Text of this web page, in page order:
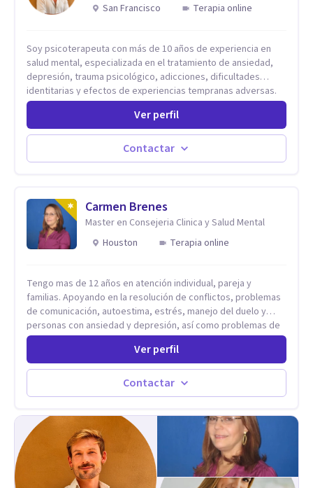
San Francisco
Terapia online
Soy psicoterapeuta con más de 10 años de experiencia en
salud mental, especializada en el tratamiento de ansiedad,
depresión, trauma psicológico, adicciones, dificultades
identitarias y efectos de experiencias tempranas adversas.
Ofrezco un espacio terapéutico seguro, confidencial y
profundamente humano, donde el dolor emocional puede
transformarse en autoconocimiento, regulación emocional y
psicoanálisis, terapia somática y de trauma, psicología
Psicología Analítica Junguiana. Mi abordaje también incorpora
perspectivas interculturales, ecopsicología y el trabajo
simbólico con el inconsciente, entendiendo que cada
proceso terapéutico es único y requiere una mirada
Ver perfil
Contactar
Carmen Brenes
Master en Consejeria Clinica y Salud Mental
Houston
Terapia online
Tengo mas de 12 años en atención individual, pareja y
familias. Apoyando en la resolución de conflictos, problemas
de comunicación, autoestima, estrés, manejo del duelo y
personas con ansiedad y depresión, así como problemas de
conducta y comportamiento. Desarrollo de personas
Estableciendo metas a corto y largo plazo, es vital para la
vida de cada uno tener su propia vision.
Ver perfil
Contactar